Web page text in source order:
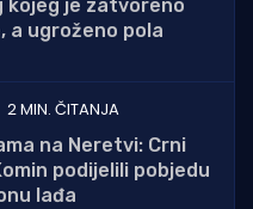
kojeg je zatvoreno
a ugroženo pola
2 MIN. ČITANJA
na Neretvi: Crni
podijelili pobjedu
lađa